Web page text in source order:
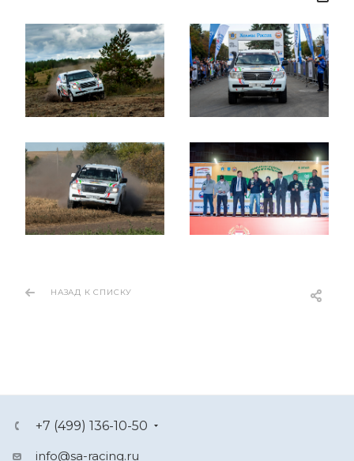
НАЗАД К СПИСКУ
+7 (499) 136-10-50
info@sa-racing.ru